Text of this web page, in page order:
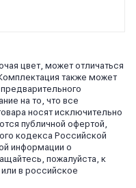
цвет, может отличаться
также может
на то, что все
носят исключительно
публичной офертой,
кодекса Российской
информации о
пожалуйста, к
в российское